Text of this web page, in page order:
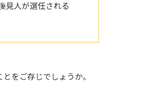
見人が選任される
をご存じでしょうか。